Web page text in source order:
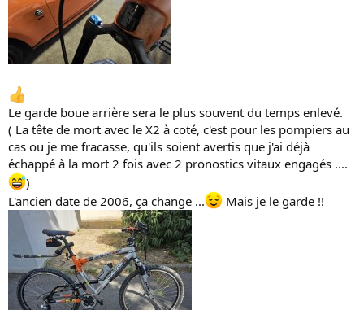
Le garde boue arrière sera le plus souvent du temps enlevé.
( La tête de mort avec le X2 à coté, c'est pour les pompiers au
cas ou je me fracasse, qu'ils soient avertis que j'ai déjà
échappé à la mort 2 fois avec 2 pronostics vitaux engagés ....
)
L'ancien date de 2006, ça change ...
Mais je le garde !!